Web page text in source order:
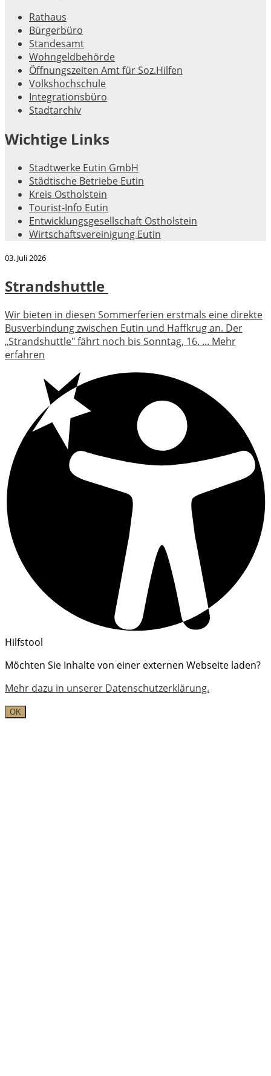
Rathaus
Bürgerbüro
Standesamt
Wohngeldbehörde
Öffnungszeiten Amt für Soz.Hilfen
Volkshochschule
Integrationsbüro
Stadtarchiv
Wichtige Links
Stadtwerke Eutin GmbH
Städtische Betriebe Eutin
Kreis Ostholstein
Tourist-Info Eutin
Entwicklungsgesellschaft Ostholstein
Wirtschaftsvereinigung Eutin
03. Juli 2026
Strandshuttle
Wir bieten in diesen Sommerferien erstmals eine direkte
Busverbindung zwischen Eutin und Haffkrug an. Der
„Strandshuttle" fährt noch bis Sonntag, 16. ... Mehr
erfahren
Hilfstool
Möchten Sie Inhalte von einer externen Webseite laden?
Mehr dazu in unserer Datenschutzerklärung.
OK